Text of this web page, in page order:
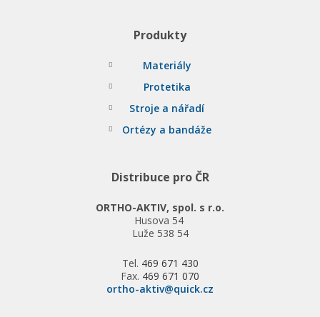
Produkty
Materiály
Protetika
Stroje a nářadí
Ortézy a bandáže
Distribuce pro ČR
ORTHO-AKTIV, spol. s r.o.
Husova 54
Luže 538 54
Tel. 469 671 430
Fax. 469 671 070
ortho-aktiv@quick.cz